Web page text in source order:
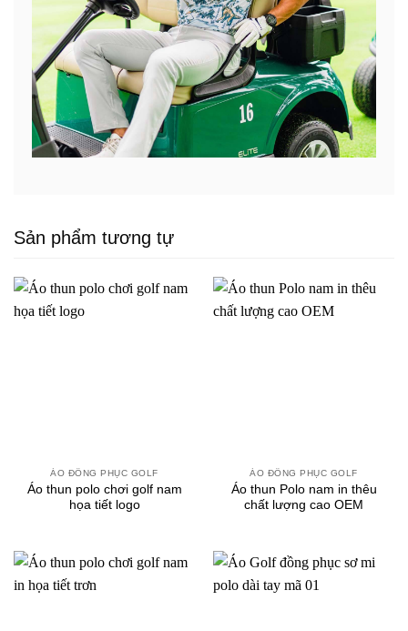
Sản phẩm tương tự
ÁO ĐỒNG PHỤC GOLF
Áo thun polo chơi golf nam
họa tiết logo
ÁO ĐỒNG PHỤC GOLF
Áo thun Polo nam in thêu
chất lượng cao OEM